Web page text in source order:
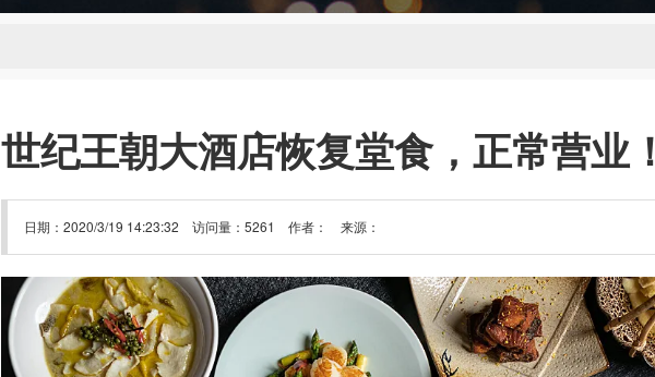
世纪王朝大酒店恢复堂食，正常营业！
日期：2020/3/19 14:23:32 访问量：5261 作者： 来源：